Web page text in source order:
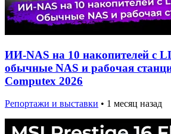
ИИ-NAS на 10 накопителей с
обычные NAS и рабочая
Computex 2026
Репортажи и выставки • 1 месяц назад